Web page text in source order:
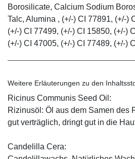
Borosilicate, Calcium Sodium
Talc, Alumina , (+/-) CI 77891, (+/-)
(+/-) CI 77499, (+/-) CI 15850, (+/-)
(+/-) CI 47005, (+/-) CI 77489, (+/-)
Weitere Erläuterungen zu den
Ricinus Communis Seed Oil:
Rizinusöl: Öl aus dem Samen des
gut verträglich, dringt gut in die
Candelilla Cera: